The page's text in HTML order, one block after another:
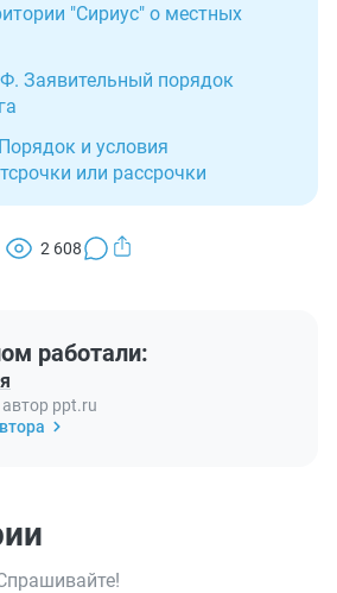
"Сириус" о местных
Заявительный порядок
и условия
или рассрочки
2 608
работали:
ppt.ru